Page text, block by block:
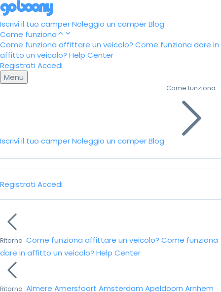
Iscrivi il tuo camperNoleggio un camperBlog
Come funziona
Come funziona affittare un veicolo? Come funziona dare in
affitto un veicolo? Help Center
Registrati Accedi
Menu
Iscrivi il tuo camperNoleggio un camperBlog
Come funziona
Registrati Accedi
Ritorna Come funziona affittare un veicolo? Come funziona
dare in affitto un veicolo? Help Center
Ritorna Almere Amersfoort Amsterdam Apeldoorn Arnhem